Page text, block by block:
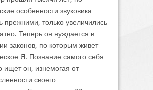
особенности звуковика
прежними, только увеличились
Теперь он нуждается в
законов, по которым живет
Я. Познание самого себя
ищет он, изнемогая от
своего